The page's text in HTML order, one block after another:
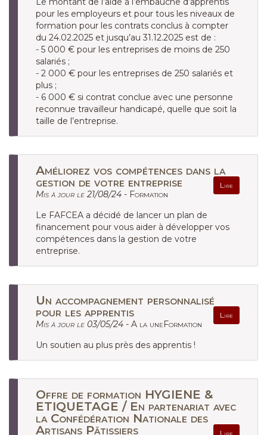
pour les employeurs et pour tous les niveaux de
formation pour les contrats conclus à compter
du 24.02.2025 et jusqu’au 31.12.2025 est de :
- 5 000 € pour les entreprises de moins de 250
salariés ;
- 2 000 € pour les entreprises de 250 salariés et
plus ;
- 6 000 € si contrat conclue avec une personne
reconnue travailleur handicapé, quelle que soit la
taille de l’entreprise.
Améliorez vos compétences dans la
gestion de votre entreprise
Lire
Mis à jour le 21/08/24 - Formation
Le FAFCEA a décidé de lancer un plan de
financement pour vous aider à développer vos
compétences dans la gestion de votre
entreprise.
Un accompagnement personnalisé
pour les apprentis
Lire
Mis à jour le 03/05/24 - A la uneFormation
Un soutien au plus près des apprentis !
Offre de formation HYGIENE &
ETIQUETAGE / En partenariat avec
la Confédération Nationale des
Artisans Pâtissiers
Lire